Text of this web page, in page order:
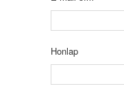
Honlap